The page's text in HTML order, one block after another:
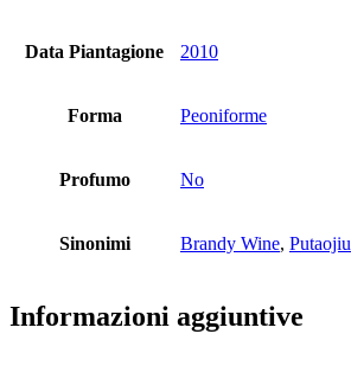
Data Piantagione 2010
Forma Peoniforme
Profumo No
Sinonimi Brandy Wine, Putaojiu
Informazioni aggiuntive